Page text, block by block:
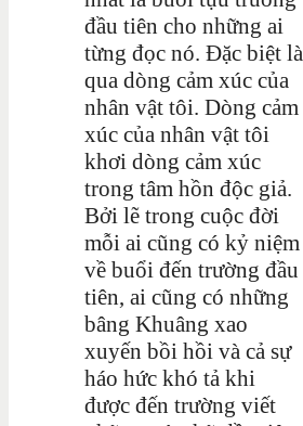
đầu tiên cho những ai
từng đọc nó. Đặc biệt là
qua dòng cảm xúc của
nhân vật tôi. Dòng cảm
xúc của nhân vật tôi
khơi dòng cảm xúc
trong tâm hồn độc giả.
Bởi lẽ trong cuộc đời
mỗi ai cũng có kỷ niệm
về buổi đến trường đầu
tiên, ai cũng có những
bâng Khuâng xao
xuyến bồi hồi và cả sự
háo hức khó tả khi
được đến trường viết